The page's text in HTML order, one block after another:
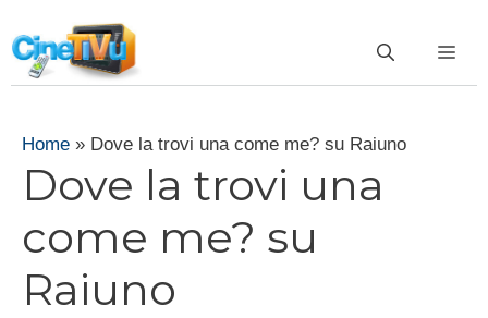
al
contenuto
Home » Dove la trovi una come me? su Raiuno
Dove la trovi una
come me? su
Raiuno